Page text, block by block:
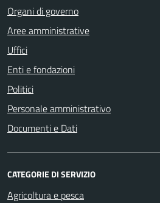
Organi di governo
Aree amministrative
Uffici
Enti e fondazioni
Politici
Personale amministrativo
Documenti e Dati
CATEGORIE DI SERVIZIO
Agricoltura e pesca